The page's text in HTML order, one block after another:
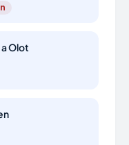
a Olot